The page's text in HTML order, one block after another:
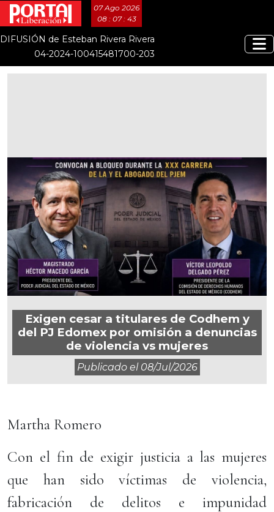
07 Ago 2026
08 : 07 : 44
DIFUSIÓN de Esteban Rivera Rivera
04-2024-100415481700-203
Exigen cesar a titulares de Codhem y
del PJ Edomex por omisión a denuncias
de violencia vs mujeres
Publicado el 08/jul/2026
Martha Romero
Con el fin de exigir justicia a las mujeres
que han sido víctimas de violencia,
fabricación de delitos e impunidad